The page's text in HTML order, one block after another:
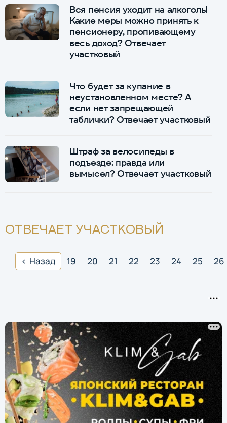
Вся пенсия уходит на алкоголь!
Какие меры можно принять к
пенсионеру, пропивающему
весь доход? Отвечает
участковый
Что будет за купание в
неустановленном месте? А
если нет запрещающей
таблички? Отвечает участковый
Штраф за велосипеды в
подъезде: правда или
вымысел? Отвечает участковый
ОТВЕЧАЕТ УЧАСТКОВЫЙ
Назад 19 20 21 22 23 24 25 26